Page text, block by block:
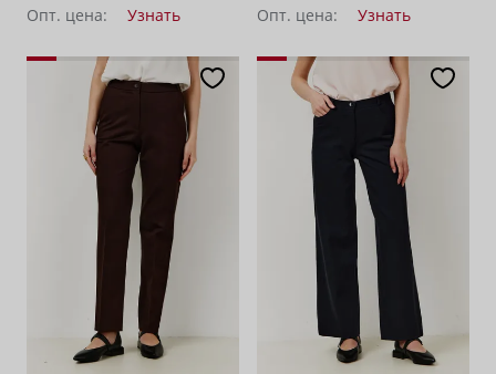
Опт. цена:
Узнать
Опт. цена:
Узнать